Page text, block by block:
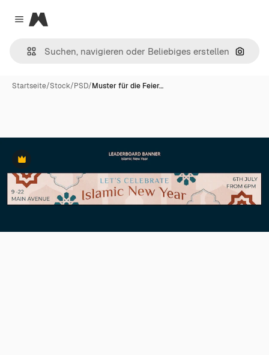
Close menu
Magnific
Nach
Startseite/Stock/PSD/Muster für die Feier…
Premium